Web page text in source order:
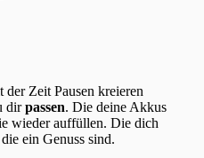
Zeit Pausen kreieren
dirpassen. Die deine Akkus
wieder auffüllen. Die dich
ein Genuss sind.